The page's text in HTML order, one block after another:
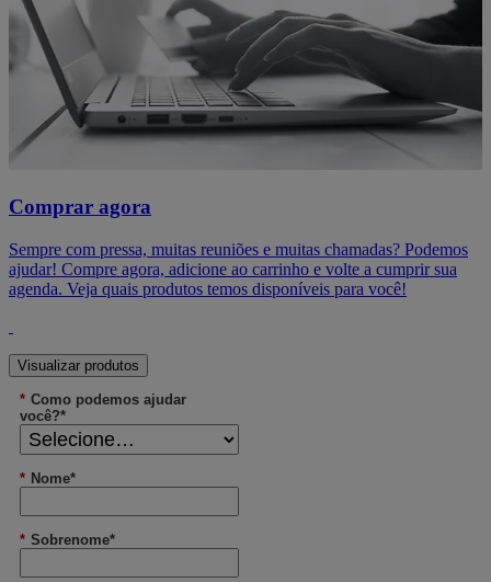
Comprar agora
Sempre com pressa, muitas reuniões e muitas chamadas? Podemos
ajudar! Compre agora, adicione ao carrinho e volte a cumprir sua
agenda. Veja quais produtos temos disponíveis para você!
Visualizar produtos
* Como podemos ajudar
você?*
* Nome*
* Sobrenome*